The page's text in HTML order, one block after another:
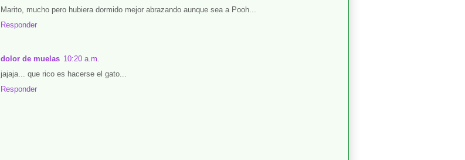
Marito, mucho pero hubiera dormido mejor abrazando aunque sea a Pooh...
Responder
dolor de muelas 10:20 a.m.
jajaja... que rico es hacerse el gato...
Responder